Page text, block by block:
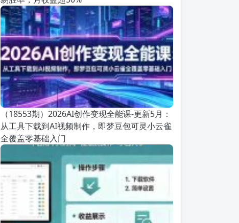
（18553期）2026AI创作变现全能课-更新5月：
从工具下载到AI视频制作，即梦豆包可灵小云雀
全覆盖零基础入门